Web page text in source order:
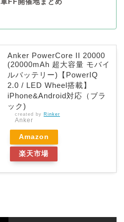
軍FF開催地まとめ
Anker PowerCore II 20000
(20000mAh 超大容量 モバイ
ルバッテリー)【PowerIQ
2.0 / LED Wheel搭載】
iPhone&Android対応（ブラ
ック)
created by Rinker
Anker
Amazon
楽天市場